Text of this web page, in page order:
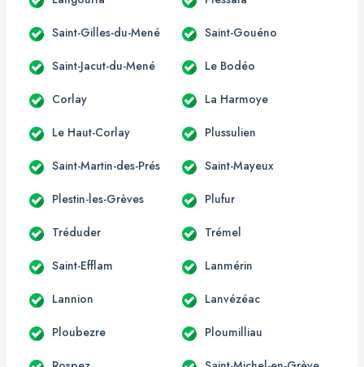
Saint-Gilles-du-Mené Saint-Gouéno
Saint-Jacut-du-Mené Le Bodéo
Corlay La Harmoye
Le Haut-Corlay Plussulien
Saint-Martin-des-Prés Saint-Mayeux
Plestin-les-Grèves Plufur
Tréduder Trémel
Saint-Efflam Lanmérin
Lannion Lanvézéac
Ploubezre Ploumilliau